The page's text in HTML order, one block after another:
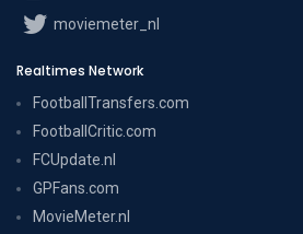
moviemeter_nl
Realtimes Network
FootballTransfers.com
FootballCritic.com
FCUpdate.nl
GPFans.com
MovieMeter.nl